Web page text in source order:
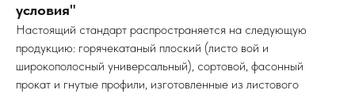
условия"
Настоящий стандарт распространяется на следующую
продукцию: горячекатаный плоский (листо вой и
широкополосный универсальный), сортовой, фасонный
прокат и гнутые профили, изготовленные из листового